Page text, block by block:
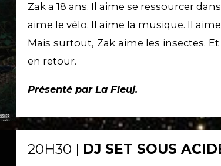
Zak a 18 ans. Il aime se ressourcer
aime le vélo. Il aime la musique. Il
Mais surtout, Zak aime les insectes.
en retour.
Présenté par La Fleuj.
20H30 | DJ SET SOUS